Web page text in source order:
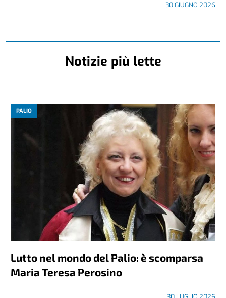
30 GIUGNO 2026
Notizie più lette
PALIO
Lutto nel mondo del Palio: è scomparsa
Maria Teresa Perosino